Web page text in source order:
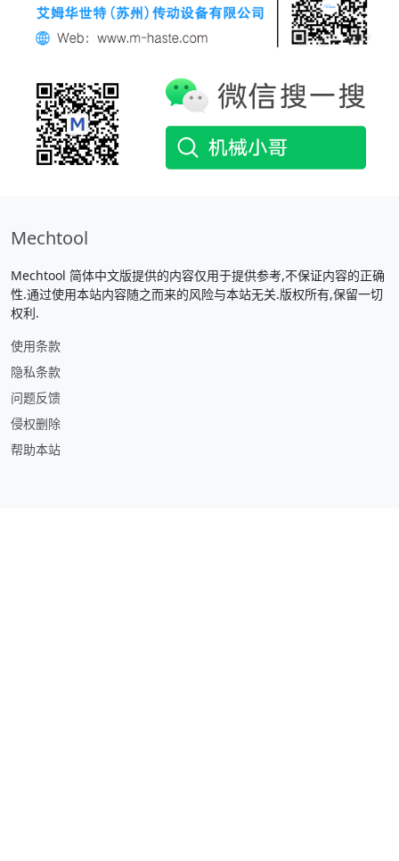
Mechtool
Mechtool 简体中文版提供的内容仅用于提供参考,不保证内容的正确
性.通过使用本站内容随之而来的风险与本站无关.版权所有,保留一切
权利.
使用条款
隐私条款
问题反馈
侵权删除
帮助本站